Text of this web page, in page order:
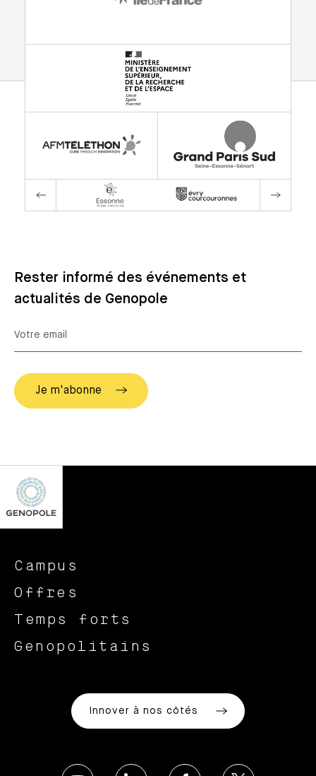
Rester informé des événements et
actualités de Genopole
Campus
Offres
Temps forts
Genopolitains
Innover à nos côtés